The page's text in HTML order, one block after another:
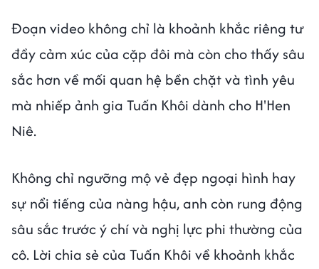
Đoạn video không chỉ là khoảnh khắc riêng tư
đầy cảm xúc của cặp đôi mà còn cho thấy sâu
sắc hơn về mối quan hệ bền chặt và tình yêu
mà nhiếp ảnh gia Tuấn Khôi dành cho H'Hen
Niê.
Không chỉ ngưỡng mộ vẻ đẹp ngoại hình hay
sự nổi tiếng của nàng hậu, anh còn rung động
sâu sắc trước ý chí và nghị lực phi thường của
cô. Lời chia sẻ của Tuấn Khôi về khoảnh khắc